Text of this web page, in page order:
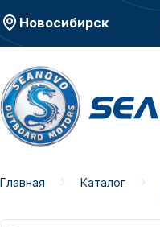
Новосибирск
Главная Каталог